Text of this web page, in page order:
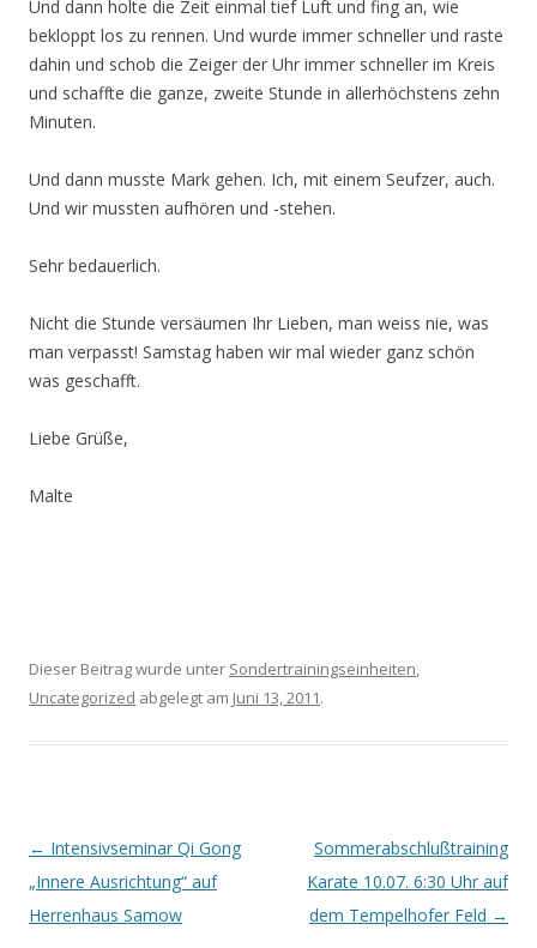
Und dann holte die Zeit einmal tief Luft und fing an, wie
bekloppt los zu rennen. Und wurde immer schneller und raste
dahin und schob die Zeiger der Uhr immer schneller im Kreis
und schaffte die ganze, zweite Stunde in allerhöchstens zehn
Minuten.
Und dann musste Mark gehen. Ich, mit einem Seufzer, auch.
Und wir mussten aufhören und -stehen.
Sehr bedauerlich.
Nicht die Stunde versäumen Ihr Lieben, man weiss nie, was
man verpasst! Samstag haben wir mal wieder ganz schön
was geschafft.
Liebe Grüße,
Malte
Dieser Beitrag wurde unter Sondertrainingseinheiten,
Uncategorized abgelegt am Juni 13, 2011.
Beitrags-
Navigation
← Intensivseminar Qi Gong
„Innere Ausrichtung“ auf
Herrenhaus Samow
Sommerabschlußtraining
Karate 10.07. 6:30 Uhr auf
dem Tempelhofer Feld →